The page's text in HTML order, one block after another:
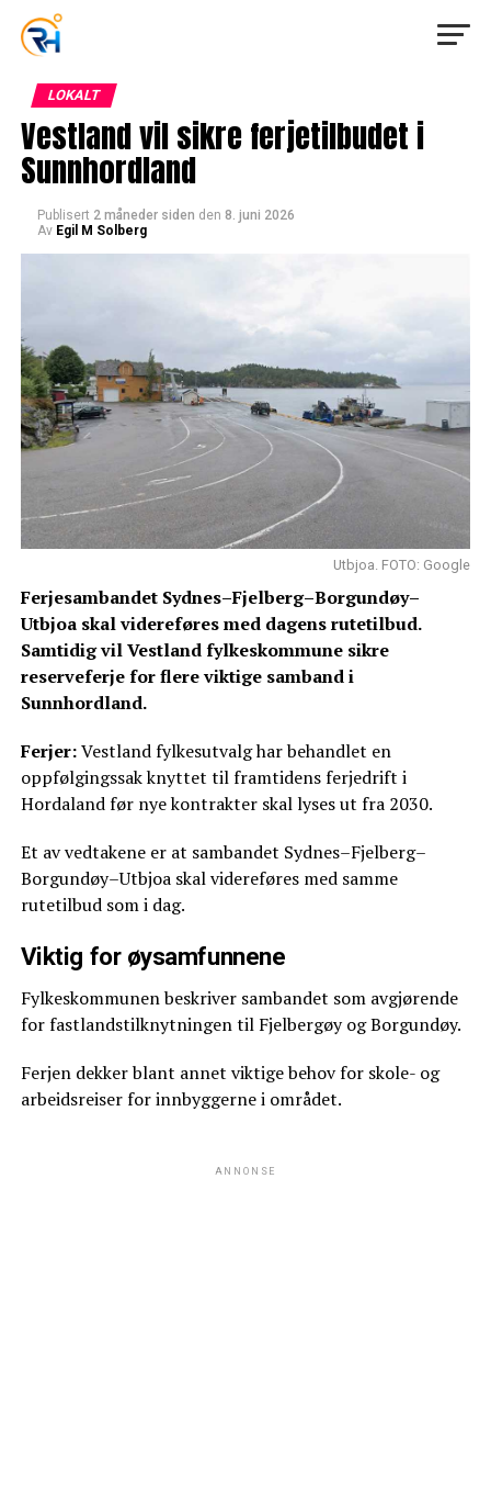
LOKALT
Vestland vil sikre ferjetilbudet i
Sunnhordland
Publisert 2 måneder siden den 8. juni 2026
Av Egil M Solberg
Utbjoa. FOTO: Google
Ferjesambandet Sydnes–Fjelberg–Borgundøy–
Utbjoa skal videreføres med dagens rutetilbud.
Samtidig vil Vestland fylkeskommune sikre
reserveferje for flere viktige samband i
Sunnhordland.
Ferjer:Vestland fylkesutvalg har behandlet en
oppfølgingssak knyttet til framtidens ferjedrift i
Hordaland før nye kontrakter skal lyses ut fra 2030.
Et av vedtakene er at sambandet Sydnes–Fjelberg–
Borgundøy–Utbjoa skal videreføres med samme
rutetilbud som i dag.
Viktig for øysamfunnene
Fylkeskommunen beskriver sambandet som avgjørende
for fastlandstilknytningen til Fjelbergøy og Borgundøy.
Ferjen dekker blant annet viktige behov for skole- og
arbeidsreiser for innbyggerne i området.
ANNONSE